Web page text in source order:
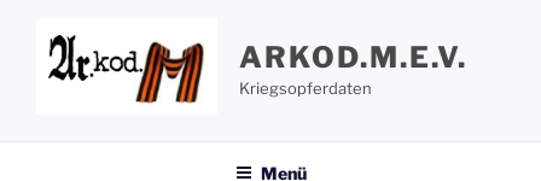
springen
ARKOD.M.E.V.
Kriegsopferdaten
Menü